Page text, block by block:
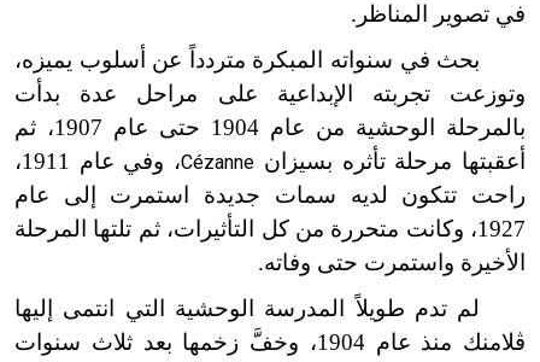
في تصوير المناظر.
بحث في سنواته المبكرة متردداً عن أسلوب يميزه،
وتوزعت تجربته الإبداعية على مراحل عدة بدأت
بالمرحلة الوحشية من عام 1904 حتى عام 1907، ثم
أعقبتها مرحلة تأثره بسيزان Cézanne
، وفي عام 1911،
راحت تتكون لديه سمات جديدة استمرت إلى عام
1927، وكانت متحررة من كل التأثيرات، ثم تلتها المرحلة
الأخيرة واستمرت حتى وفاته.
لم تدم طويلاً المدرسة الوحشية التي انتمى إليها
ڤلامنك منذ عام 1904، وخفَّ زخمها بعد ثلاث سنوات